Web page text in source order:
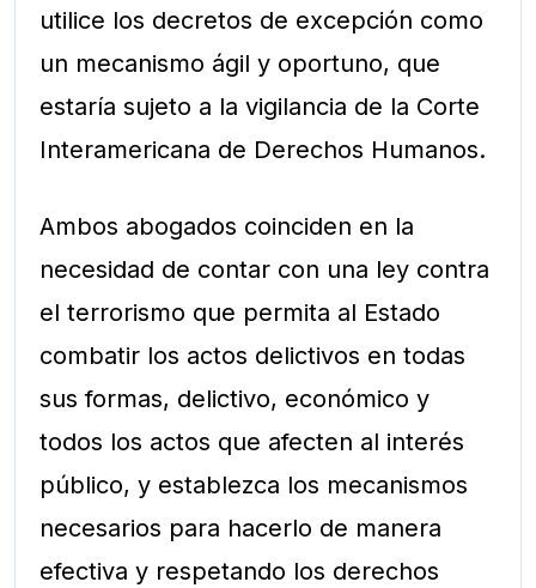
utilice los decretos de excepción como
un mecanismo ágil y oportuno, que
estaría sujeto a la vigilancia de la Corte
Interamericana de Derechos Humanos.
Ambos abogados coinciden en la
necesidad de contar con una ley contra
el terrorismo que permita al Estado
combatir los actos delictivos en todas
sus formas, delictivo, económico y
todos los actos que afecten al interés
público, y establezca los mecanismos
necesarios para hacerlo de manera
efectiva y respetando los derechos